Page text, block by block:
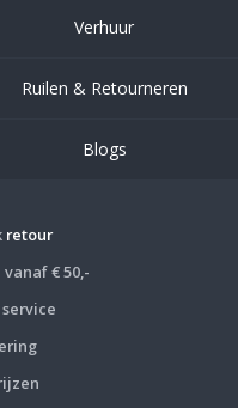
Verhuur
Ruilen & Retourneren
Blogs
retour
vanaf € 50,-
service